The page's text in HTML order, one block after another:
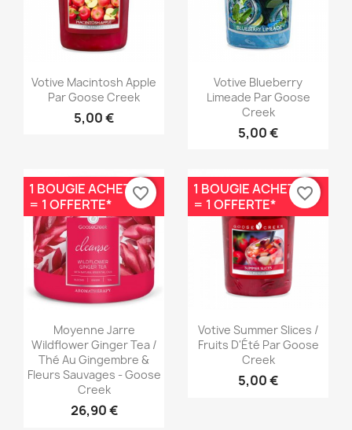
Aperçu rapide
Votive Macintosh Apple
Par Goose Creek
5,00 €
Aperçu rapide
Votive Blueberry
Limeade Par Goose
Creek
5,00 €
Aperçu rapide
Moyenne Jarre
Wildflower Ginger Tea /
Thé Au Gingembre &
Fleurs Sauvages - Goose
Creek
26,90 €
1 BOUGIE ACHETÉE
= 1 OFFERTE*
favorite_border
Aperçu rapide
Votive Summer Slices /
Fruits D'Été Par Goose
Creek
5,00 €
1 BOUGIE ACHETÉE
= 1 OFFERTE*
favorite_border